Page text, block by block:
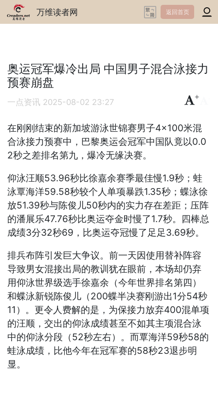
万维读者网 返回首页
奥运冠军爆冷出局 中国男子混合泳接力
预赛崩盘
一点资讯 2025-08-02 23:27
+
在刚刚结束的新加坡游泳世锦赛男子4×100米混
合泳接力预赛中，巴黎奥运会冠军中国队竟以0.0
2秒之差排名第九，爆冷无缘决赛。
仰泳汪顺53.96秒比徐嘉余赛季最佳慢1.9秒；蛙
泳覃海洋59.58秒较个人单项暴跌1.35秒；蝶泳徐
放51.39秒与陈俊儿50秒内的实力存在差距；压阵
的潘展乐47.76秒比奥运夺金时慢了1.7秒。四棒总
成绩3分32秒69，比奥运夺冠慢了足足3.69秒。
排兵布阵引发巨大争议。前一天因使用替补阵容
导致男女混接出局的教训犹在眼前，本场却仍弃
用仰泳世界级选手徐嘉余（今年世界排名第四）
和蝶泳新锐陈俊儿（200蝶半决赛刚游出1分54秒
11）。更令人费解的是，为保接力放弃400混单项
的汪顺，交出的仰泳成绩甚至不如其主项混合泳
中的仰泳分段（52秒左右）。而覃海洋59秒58的
蛙泳成绩，比他今年在冠军赛的58秒23退步明
显。